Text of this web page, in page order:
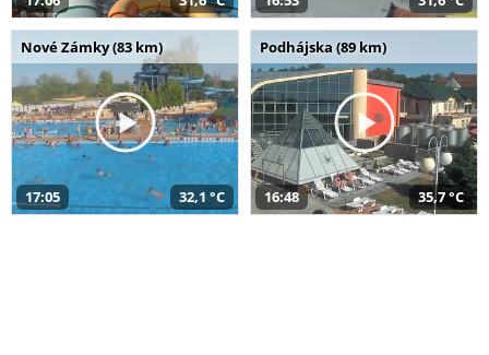
Nové Zámky (83 km)
17:05 32,1 °C
Podhájska (89 km)
16:48 35,7 °C